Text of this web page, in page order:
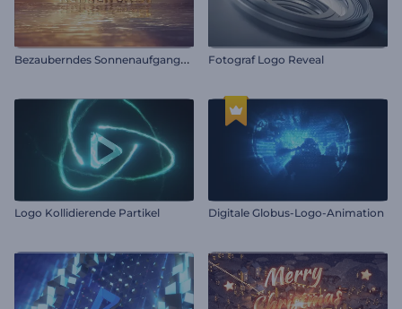
B
ezauberndes Sonnenaufgangs-Logo Fotograf Logo Reveal
Logo Kollidierende Partikel Digitale Globus-Logo-Animation